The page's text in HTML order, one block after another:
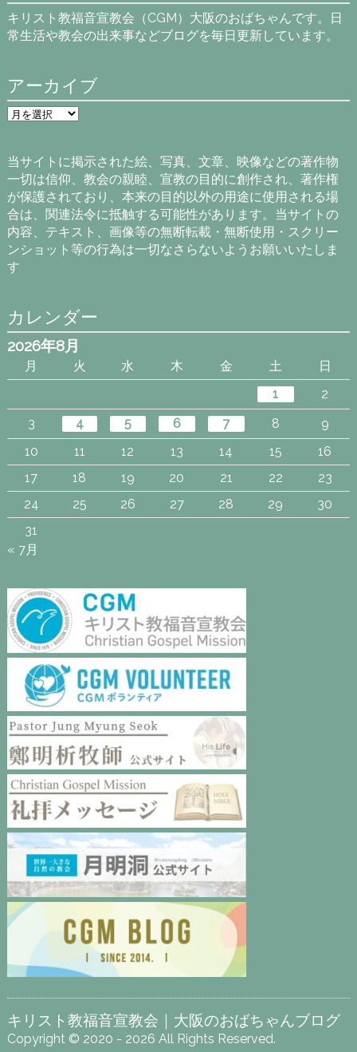
キリスト教福音宣教会（CGM）大阪のおばちゃんです。日
常生活や教会の出来事などブログを毎日更新しています。
アーカイブ
ア
ー
ブ
当サイトに掲示された絵、写真、文章、映像などの著作物
一切は信仰、教会の親睦、宣教の目的に創作され、著作権
が保護されており、本来の目的以外の用途に使用される場
合は、関連法令に抵触する可能性があります。当サイトの
内容、テキスト、画像等の無断転載・無断使用・スクリー
ンショット等の行為は一切なさらないようお願いいたしま
す
カレンダー
2026年8月
月 火 水 木 金 土
日
1
2
3
4 5 6 7 8
9
10
11 12 13 14 15
16
17
18 19 20 21 22
23
24
25 26 27 28 29
30
31
« 7月
キリスト教福音宣教会｜大阪のおばちゃんブログ
Copyright © 2020 - 2026 All Rights Reserved.